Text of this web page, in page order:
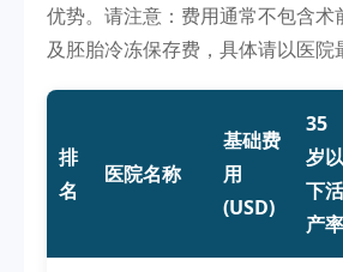
优势。请注意：费用通常不包含术
及胚胎冷冻保存费，具体请以医院
排
名
医院名称
基础费
用
(USD)
35
岁以
下活
产率